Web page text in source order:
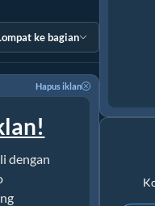
ke bagian
Hapus iklan
dengan